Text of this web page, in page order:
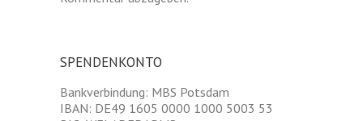
SPENDENKONTO
Bankverbindung: MBS Potsdam
IBAN: DE49 1605 0000 1000 5003 53